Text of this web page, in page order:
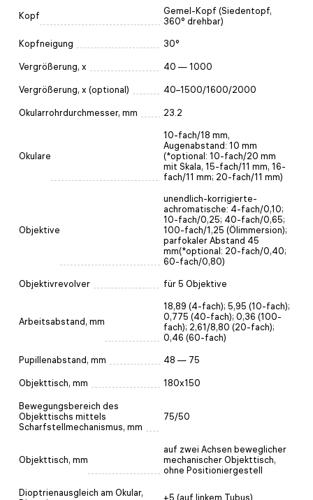
Kopf
Gemel-Kopf (Siedentopf,
360° drehbar)
Kopfneigung 30°
Vergrößerung, x 40 — 1000
Vergrößerung, x (optional) 40–1500/1600/2000
Okularrohrdurchmesser, mm 23.2
Okulare
10-fach/18 mm,
Augenabstand: 10 mm
(*optional: 10-fach/20 mm
mit Skala, 15-fach/11 mm, 16-
fach/11 mm; 20-fach/11 mm)
Objektive
unendlich-korrigierte-
achromatische: 4-fach/0,10;
10-fach/0,25; 40-fach/0,65;
100-fach/1,25 (Ölimmersion);
parfokaler Abstand 45
mm(*optional: 20-fach/0,40;
60-fach/0,80)
Objektivrevolver für 5 Objektive
Arbeitsabstand, mm
18,89 (4-fach); 5,95 (10-fach);
0,775 (40-fach); 0,36 (100-
fach); 2,61/8,80 (20-fach);
0,46 (60-fach)
Pupillenabstand, mm 48 — 75
Objekttisch, mm 180x150
Bewegungsbereich des
Objekttischs mittels
Scharfstellmechanismus, mm
75/50
Objekttisch, mm
auf zwei Achsen beweglicher
mechanischer Objekttisch,
ohne Positioniergestell
Dioptrienausgleich am Okular,
±5 (auf linkem Tubus)